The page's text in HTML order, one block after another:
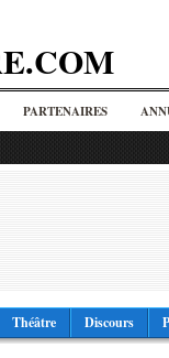
PARTENAIRES
Théâtre Discours